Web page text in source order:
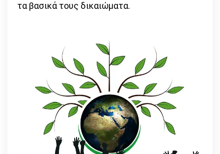
τα βασικά τους δικαιώματα.